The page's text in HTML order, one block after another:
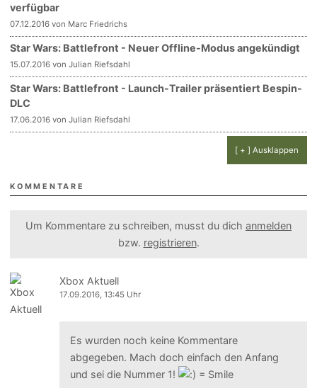
verfügbar
07.12.2016 von Marc Friedrichs
Star Wars: Battlefront - Neuer Offline-Modus angekündigt
15.07.2016 von Julian Riefsdahl
Star Wars: Battlefront - Launch-Trailer präsentiert Bespin-
DLC
17.06.2016 von Julian Riefsdahl
[ + ] Ausklappen
KOMMENTARE
Um Kommentare zu schreiben, musst du dich anmelden
bzw. registrieren.
Xbox Aktuell
17.09.2016, 13:45 Uhr
Es wurden noch keine Kommentare
abgegeben. Mach doch einfach den Anfang
und sei die Nummer 1!